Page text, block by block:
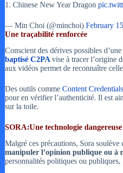
1. Chinese New Year Dragon
— Min Choi (@minchoi) February
Une traçabilité renforcée
Conscient des dérives possibles
baptisé C2PA vise à tracer l’origine
aux vidéos permet de reconnaître
Des outils comme Content
pour en vérifier l’authenticité. Il est
sur la toile.
SORA:Une technologie dangereuse
Malgré ces précautions, Sora
manipuler l’opinion publique ou à
personnalités politiques ou